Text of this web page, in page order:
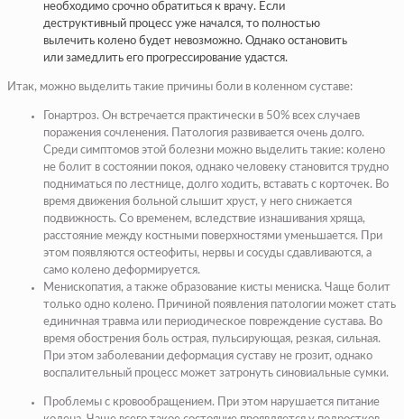
необходимо срочно обратиться к врачу. Если
деструктивный процесс уже начался, то полностью
вылечить колено будет невозможно. Однако остановить
или замедлить его прогрессирование удастся.
Итак, можно выделить такие причины боли в коленном суставе:
Гонартроз. Он встречается практически в 50% всех случаев
поражения сочленения. Патология развивается очень долго.
Среди симптомов этой болезни можно выделить такие: колено
не болит в состоянии покоя, однако человеку становится трудно
подниматься по лестнице, долго ходить, вставать с корточек. Во
время движения больной слышит хруст, у него снижается
подвижность. Со временем, вследствие изнашивания хряща,
расстояние между костными поверхностями уменьшается. При
этом появляются остеофиты, нервы и сосуды сдавливаются, а
само колено деформируется.
Менископатия, а также образование кисты мениска. Чаще болит
только одно колено. Причиной появления патологии может стать
единичная травма или периодическое повреждение сустава. Во
время обострения боль острая, пульсирующая, резкая, сильная.
При этом заболевании деформация суставу не грозит, однако
воспалительный процесс может затронуть синовиальные сумки.
Проблемы с кровообращением. При этом нарушается питание